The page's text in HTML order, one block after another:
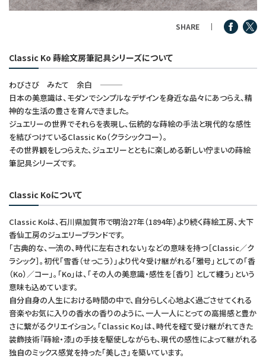
その他文房具
シリーズ
製品情報
SHARE
Classic Ko 蒔絵文房筆記具シリーズについて
わびさび みたて 余白 ―――
日本の美意識は、モダンでシンプルなデザインを身近な品々にあつらえ、精
神的な生活の豊さを育んできました。
ジュエリーの世界でそれらを表現し、伝統的な蒔絵の手法と現代的な感性
を結びつけているClassic Ko（クラシックコー）。
その世界観をしつらえた、ジュエリーとともに楽しめる新しい佇まいの蒔絵
筆記具シリーズです。
Classic Koについて
Classic Koは、石川県加賀市で明治27年（1894年）より続く蒔絵工房、大下
香仙工房のジュエリーブランドです。
「古典的な、一流の、時代に左右されない」などの意味を持つ［Classic／ク
ラシック］。初代「雪香（せっこう）」より代々受け継がれる「雅号」としての「香
（Ko）／コー」。「Ko」は、「その人の美意識・感性を［香り］ として纏う」という
意味も込めています。
自分自身の人生における時間の中で、自分らしく心地よく過ごさせてくれる
音楽やお気に入りの香水の香りのように、一人一人にとっての高揚感と豊か
さに繋がるクリエイション。「Classic Ko」は、時代を経て受け継がれてきた
装飾技術『蒔絵・漆』の手技を駆使しながらも、現代の感性によって継がれる
独自のミックス感覚を持った「美しさ」を築いています。